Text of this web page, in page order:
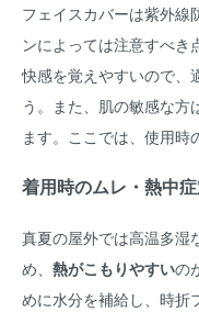
フェイスカバーは紫外線
ンによっては注意すべき
快感を覚えやすいので、
う。また、肌の敏感な方
ます。ここでは、使用時
着用時のムレ・熱中
真夏の屋外では高温多湿
め、 熱がこもりやすいの
めに水分を補給し、時折